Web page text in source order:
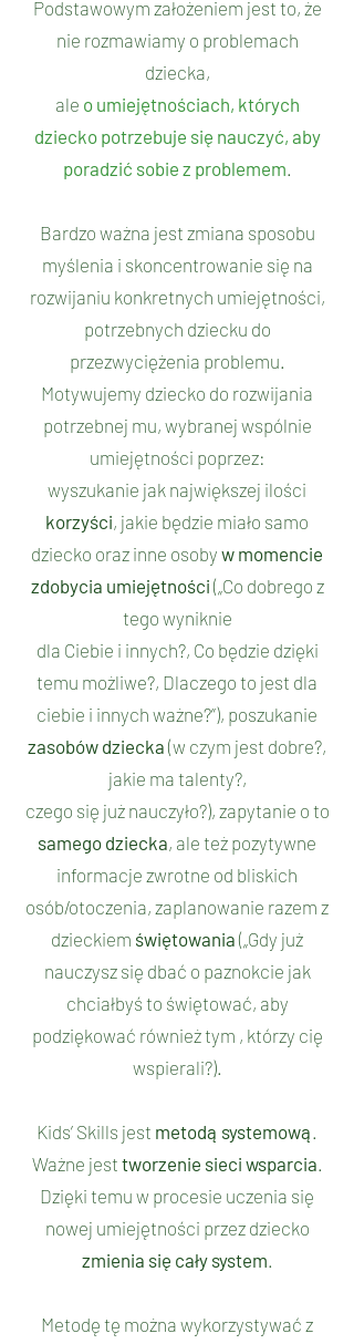
Podstawowym założeniem jest to, że
nie rozmawiamy o problemach
dziecka,
ale o umiejętnościach, których
dziecko potrzebuje się nauczyć, aby
poradzić sobie z problemem.
Bardzo ważna jest zmiana sposobu
myślenia i skoncentrowanie się na
rozwijaniu konkretnych umiejętności,
potrzebnych dziecku do
przezwyciężenia problemu.
Motywujemy dziecko do rozwijania
potrzebnej mu, wybranej wspólnie
umiejętności poprzez:
wyszukanie jak największej ilości
korzyści, jakie będzie miało samo
dziecko oraz inne osoby w momencie
zdobycia umiejętności („Co dobrego z
tego wyniknie
dla Ciebie i innych?, Co będzie dzięki
temu możliwe?, Dlaczego to jest dla
ciebie i innych ważne?”), poszukanie
zasobów dziecka (w czym jest dobre?,
jakie ma talenty?,
czego się już nauczyło?), zapytanie o to
samego dziecka, ale też pozytywne
informacje zwrotne od bliskich
osób/otoczenia, zaplanowanie razem z
dzieckiem świętowania („Gdy już
nauczysz się dbać o paznokcie jak
chciałbyś to świętować, aby
podziękować również tym , którzy cię
wspierali?).
Kids’ Skills jest metodą systemową.
Ważne jest tworzenie sieci wsparcia.
Dzięki temu w procesie uczenia się
nowej umiejętności przez dziecko
zmienia się cały system.
Metodę tę można wykorzystywać z